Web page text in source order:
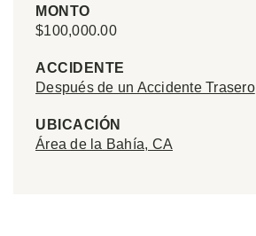
MONTO
$100,000.00
ACCIDENTE
Después de un Accidente Trasero
UBICACIÓN
Área de la Bahía, CA